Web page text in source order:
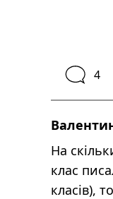
4
На
клас
класів),